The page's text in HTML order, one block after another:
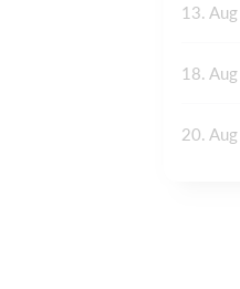
13. Aug
18. Aug
20. Aug